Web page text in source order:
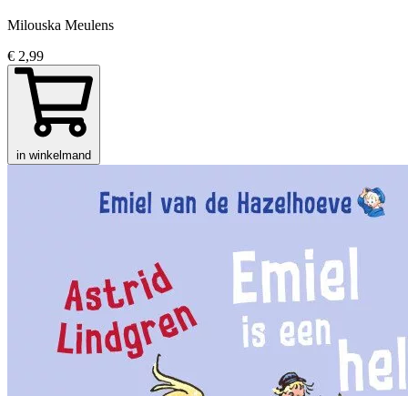
Milouska Meulens
€ 2,99
in winkelmand